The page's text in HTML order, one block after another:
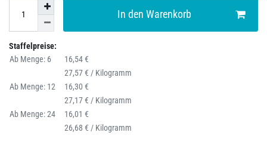
In den Warenkorb
Staffelpreise:
Ab Menge: 6
16,54 €
27,57 € / Kilogramm
Ab Menge: 12
16,30 €
27,17 € / Kilogramm
Ab Menge: 24
16,01 €
26,68 € / Kilogramm